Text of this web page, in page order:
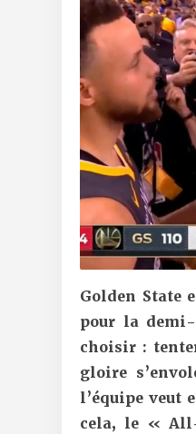
Golden State
pour la
choisir :
gloire
l’équipe veut
cela, le «